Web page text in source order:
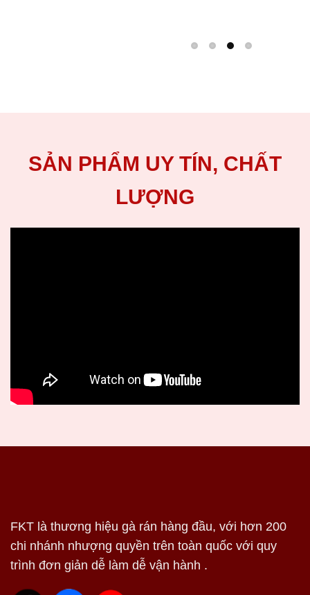
SẢN PHẨM UY TÍN, CHẤT
LƯỢNG
FKT là thương hiệu gà rán hàng đầu, với hơn 200
chi nhánh nhượng quyền trên toàn quốc với quy
trình đơn giản dễ làm dễ vận hành .